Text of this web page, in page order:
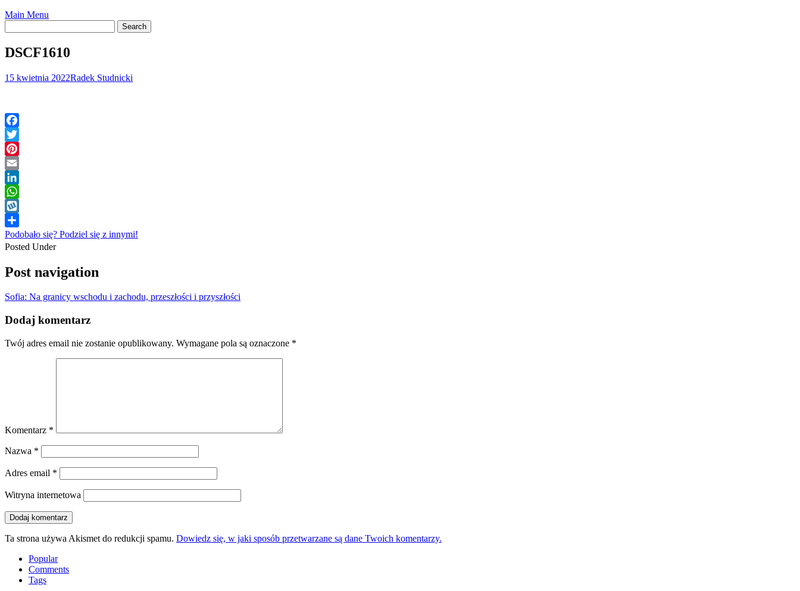
Main Menu
DSCF1610
15 kwietnia 2022Radek Studnicki
Facebook
Twitter
Pinterest
Email
LinkedIn
WhatsApp
Wykop
Podobało się? Podziel się z innymi!
Posted Under
Post navigation
Sofia: Na granicy wschodu i zachodu, przeszłości i przyszłości
Dodaj komentarz
Twój adres email nie zostanie opublikowany. Wymagane pola są oznaczone *
Komentarz *
Nazwa *
Adres email *
Witryna internetowa
Ta strona używa Akismet do redukcji spamu. Dowiedz się, w jaki sposób przetwarzane są dane Twoich komentarzy.
Popular
Comments
Tags